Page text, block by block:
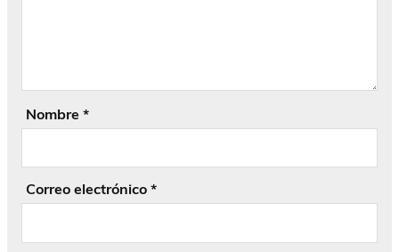
Nombre *
Correo electrónico *